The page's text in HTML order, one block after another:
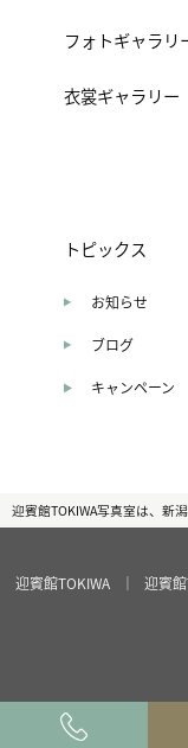
フォトギャラリ
衣裳ギャラリー
トピックス
お知らせ
ブログ
キャンペーン
迎賓館TOKIWA写真室は、新
迎賓館TOKIWA ｜ 迎賓